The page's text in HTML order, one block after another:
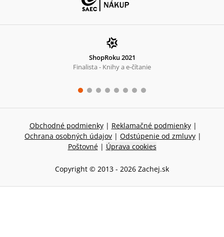
ShopRoku 2021
Finalista - Knihy a e-čítanie
Obchodné podmienky | Reklamačné podmienky |
Ochrana osobných údajov | Odstúpenie od zmluvy |
Poštovné | Úprava cookies
Copyright © 2013 - 2026 Zachej.sk